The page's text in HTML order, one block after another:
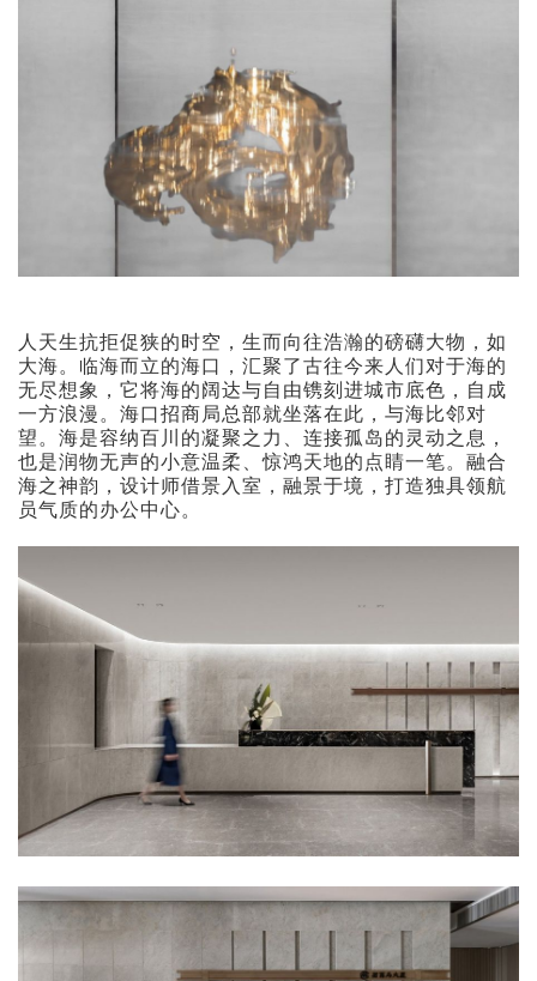
人天生抗拒促狭的时空，生而向往浩瀚的磅礴大物，如
大海。临海而立的海口，汇聚了古往今来人们对于海的
无尽想象，它将海的阔达与自由镌刻进城市底色，自成
一方浪漫。海口招商局总部就坐落在此，与海比邻对
望。海是容纳百川的凝聚之力、连接孤岛的灵动之息，
也是润物无声的小意温柔、惊鸿天地的点睛一笔。融合
海之神韵，设计师借景入室，融景于境，打造独具领航
员气质的办公中心。